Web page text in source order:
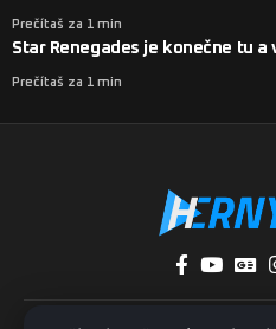
Prečítaš za 1 min
Star Renegades je konečne tu a
Prečítaš za 1 min